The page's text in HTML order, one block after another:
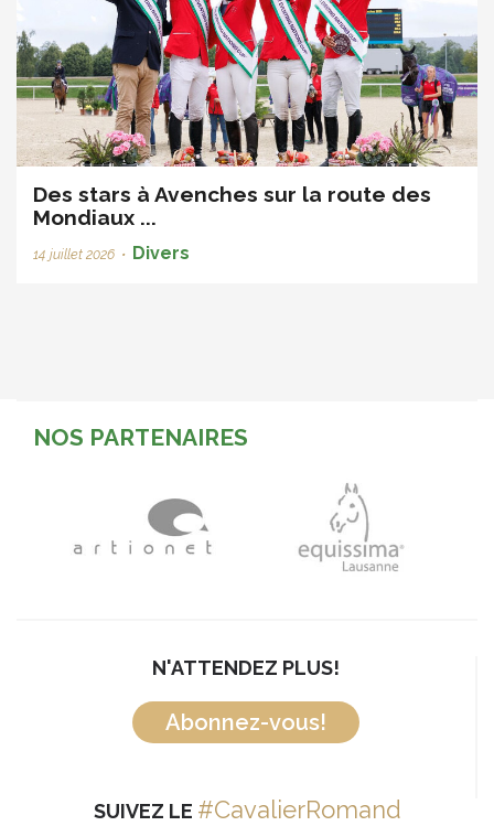
Des stars à Avenches sur la route des
Mondiaux ...
14 juillet 2026 • Divers
NOS PARTENAIRES
N'ATTENDEZ PLUS!
Abonnez-vous!
SUIVEZ LE #CavalierRomand